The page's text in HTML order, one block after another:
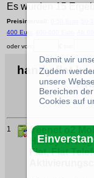
Es wurden 15
Preisintervall:
400 Euro
oder von:
handy flat
1
freenet o2
Flat, Flat
Damit wir
Zudem
unsere
Bereichen
Cookies auf